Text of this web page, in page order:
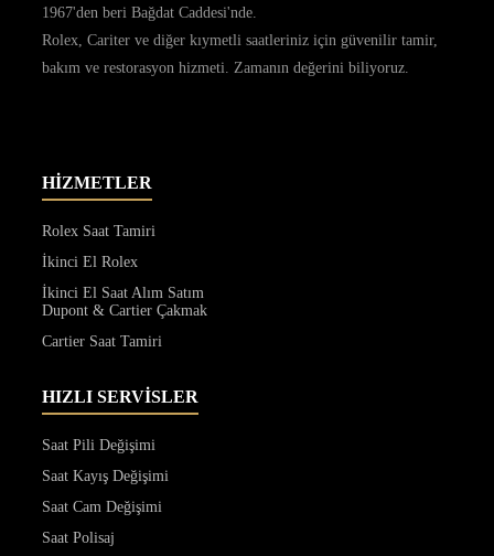
1967'den beri Bağdat Caddesi'nde.
Rolex, Cariter ve diğer kıymetli saatleriniz için güvenilir tamir,
bakım ve restorasyon hizmeti. Zamanın değerini biliyoruz.
HİZMETLER
Rolex Saat Tamiri
İkinci El Rolex
İkinci El Saat Alım Satım
Dupont & Cartier Çakmak
Cartier Saat Tamiri
HIZLI SERVİSLER
Saat Pili Değişimi
Saat Kayış Değişimi
Saat Cam Değişimi
Saat Polisaj